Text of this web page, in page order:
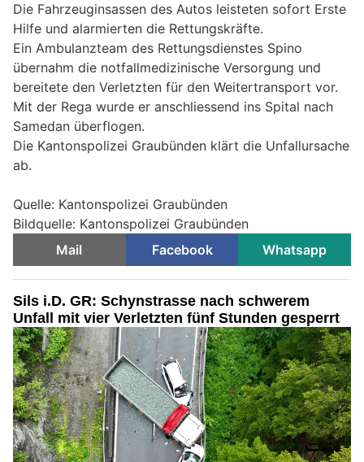
Die Fahrzeuginsassen des Autos leisteten sofort Erste
Hilfe und alarmierten die Rettungskräfte.
Ein Ambulanzteam des Rettungsdienstes Spino
übernahm die notfallmedizinische Versorgung und
bereitete den Verletzten für den Weitertransport vor.
Mit der Rega wurde er anschliessend ins Spital nach
Samedan überflogen.
Die Kantonspolizei Graubünden klärt die Unfallursache
ab.
Quelle: Kantonspolizei Graubünden
Bildquelle: Kantonspolizei Graubünden
Mail
Facebook Whatsapp
Sils i.D. GR: Schynstrasse nach schwerem
Unfall mit vier Verletzten fünf Stunden gesperrt